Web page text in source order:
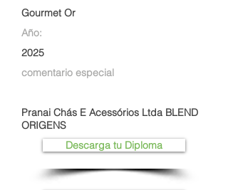
Gourmet Or
Año:
2025
comentario especial
Pranai Chás E Acessórios Ltda BLEND
ORIGENS
Descarga tu Diploma